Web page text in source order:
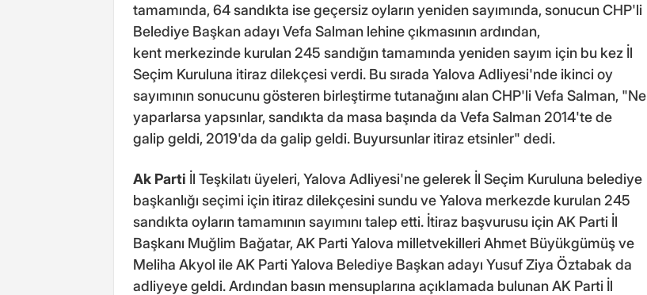
tamamında, 64 sandıkta ise geçersiz oyların yeniden sayımında, sonucun CHP'li
Belediye Başkan adayı Vefa Salman lehine çıkmasının ardından,
kent merkezinde kurulan 245 sandığın tamamında yeniden sayım için bu kez İl
Seçim Kuruluna itiraz dilekçesi verdi. Bu sırada Yalova Adliyesi'nde ikinci oy
sayımının sonucunu gösteren birleştirme tutanağını alan CHP'li Vefa Salman, "Ne
yaparlarsa yapsınlar, sandıkta da masa başında da Vefa Salman 2014'te de
galip geldi, 2019'da da galip geldi. Buyursunlar itiraz etsinler" dedi.
Ak Parti İl Teşkilatı üyeleri, Yalova Adliyesi'ne gelerek İl Seçim Kuruluna belediye
başkanlığı seçimi için itiraz dilekçesini sundu ve Yalova merkezde kurulan 245
sandıkta oyların tamamının sayımını talep etti. İtiraz başvurusu için AK Parti İl
Başkanı Muğlim Bağatar, AK Parti Yalova milletvekilleri Ahmet Büyükgümüş ve
Meliha Akyol ile AK Parti Yalova Belediye Başkan adayı Yusuf Ziya Öztabak da
adliyeye geldi. Ardından basın mensuplarına açıklamada bulunan AK Parti İl